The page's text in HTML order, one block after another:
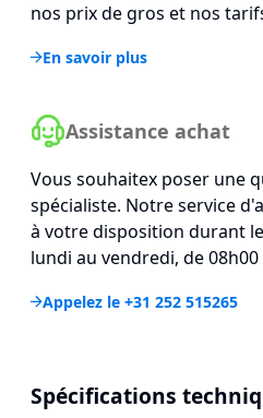
nos prix de gros et nos
En savoir plus
Assistance achat
Vous souhaitex poser une
spécialiste. Notre service
à votre disposition durant
lundi au vendredi, de 08h00
Appelez le +31 252 515265
Spécifications